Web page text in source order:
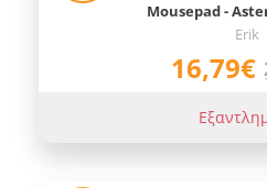
Mousepad -
Erik
16,79€